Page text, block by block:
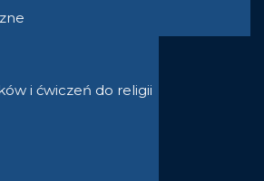
i ćwiczeń do religii